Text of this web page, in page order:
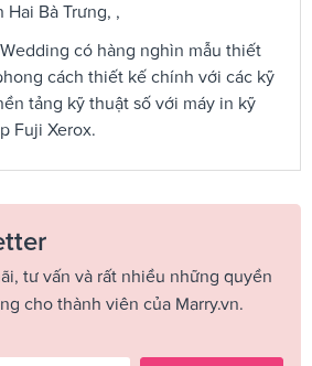
Hai Bà Trưng, ,
có hàng nghìn mẫu thiết
cách thiết kế chính với các kỹ
tảng kỹ thuật số với máy in kỹ
Fuji Xerox.
tư vấn và rất nhiều những quyền
cho thành viên của Marry.vn.